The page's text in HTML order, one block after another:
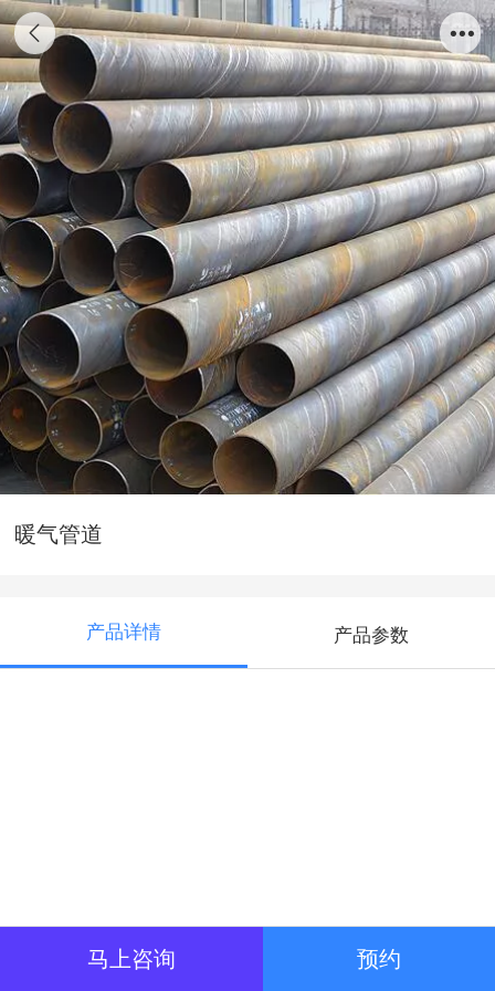
暖气管道
产品详情 产品参数
马上咨询 预约